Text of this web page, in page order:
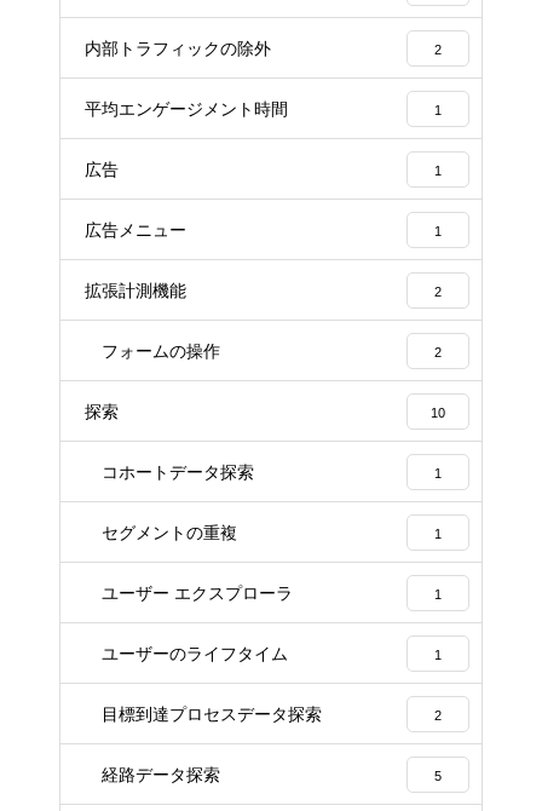
内部トラフィックの除外 2
平均エンゲージメント時間 1
広告 1
広告メニュー 1
拡張計測機能 2
フォームの操作 2
探索 10
コホートデータ探索 1
セグメントの重複 1
ユーザー エクスプローラ 1
ユーザーのライフタイム 1
目標到達プロセスデータ探索 2
経路データ探索 5